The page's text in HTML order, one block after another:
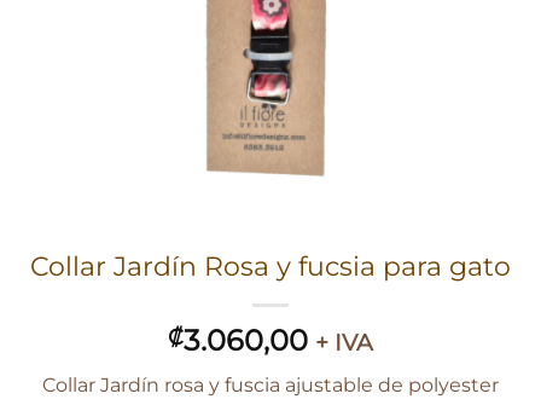
Collar Jardín Rosa y fucsia para gato
₡3.060,00 + IVA
Collar Jardín rosa y fuscia ajustable de polyester